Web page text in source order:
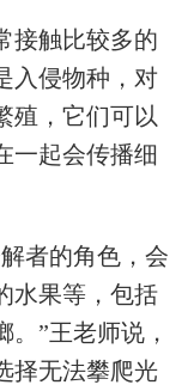
接触比较多的
入侵物种，对
殖，它们可以
一起会传播细
者的角色，会
水果等，包括
”王老师说，
择无法攀爬光